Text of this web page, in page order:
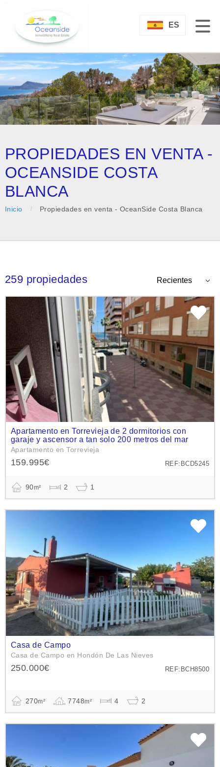
ES
PROPIEDADES EN VENTA -
OCEANSIDE COSTA
BLANCA
Inicio Propiedades en venta - OceanSide Costa Blanca
259 propiedades
Apartamento en Torrevieja de 2 dormitorios con
garaje y ascensor a tan solo 200 metros del mar
Apartamento en Torrevieja
REF:BCD5245
159.995€
90m² 2 1
Casa de Campo
Casa de Campo en Hondón De Las Nieves
REF:BCH8500
250.000€
270m² 7748m² 4 2